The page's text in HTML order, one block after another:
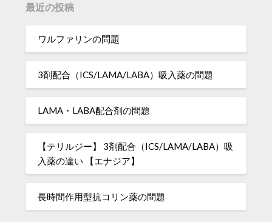
最近の投稿
ワルファリンの問題
3剤配合（ICS/LAMA/LABA）吸入薬の問題
LAMA・LABA配合剤の問題
【テリルジー】 3剤配合（ICS/LAMA/LABA）吸
入薬の違い 【エナジア】
長時間作用型抗コリン薬の問題